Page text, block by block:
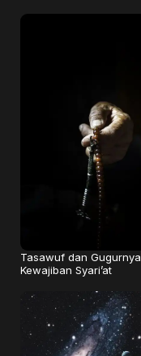
Tasawuf dan Gugurnya
Kewajiban Syari’at